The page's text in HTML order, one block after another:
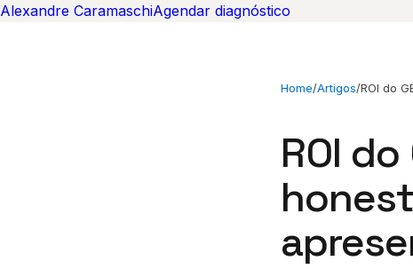
Alexandre CaramaschiAgendar diagnóstico
Home/Artigos/ROI do
ROI